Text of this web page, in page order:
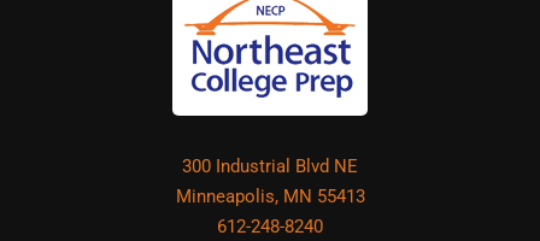
300 Industrial Blvd NE
Minneapolis, MN 55413
612-248-8240